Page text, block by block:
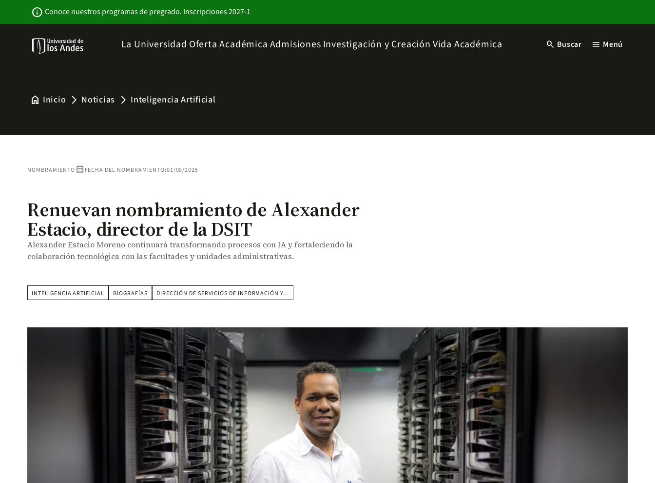
info Conoce nuestros programas de pregrado. Inscripciones 2027-1
La Universidad Oferta Académica Admisiones Investigación y Creación Vida Académica search Buscar menu Menú
home Inicio arrow_forward_ios Noticias arrow_forward_ios Inteligencia Artificial
NOMBRAMIENTO calendar_month FECHA DEL NOMBRAMIENTO:01/08/2025
Renuevan nombramiento de Alexander
Estacio, director de la DSIT
Alexander Estacio Moreno continuará transformando procesos con IA y fortaleciendo la
colaboración tecnológica con las facultades y unidades administrativas.
INTELIGENCIA ARTIFICIAL BIOGRAFÍAS DIRECCIÓN DE SERVICIOS DE INFORMACIÓN Y…